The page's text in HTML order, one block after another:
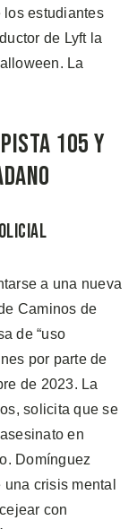
los estudiantes
de Lyft la
La
105 y
a una nueva
Caminos de
de “uso
por parte de
de 2023. La
solicita que se
en
Domínguez
crisis mental
con